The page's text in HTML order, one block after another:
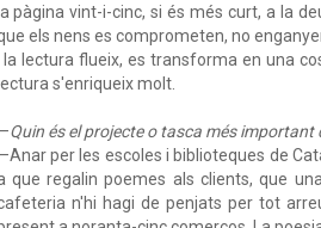
pàgina vint-i-cinc, si és més curt, a la
els nens es comprometen, no
la lectura flueix, es transforma en una
s'enriqueix molt.
Quin és el projecte o tasca més important
per les escoles i biblioteques de
que regalin poemes als clients, que
n'hi hagi de penjats per tot